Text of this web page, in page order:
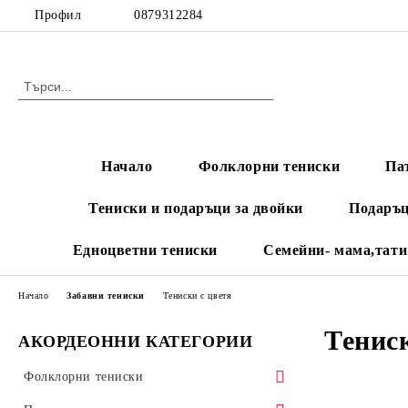
Профил 0879312284
Начало Фолклорни тениски
Тениски и подаръци за двойки
Едноцветни тениски Семейни-
АКОРДЕОННИ КАТЕГОРИИ
Фолклорни тениски
Начало Забавни тениски Тениски с цветя